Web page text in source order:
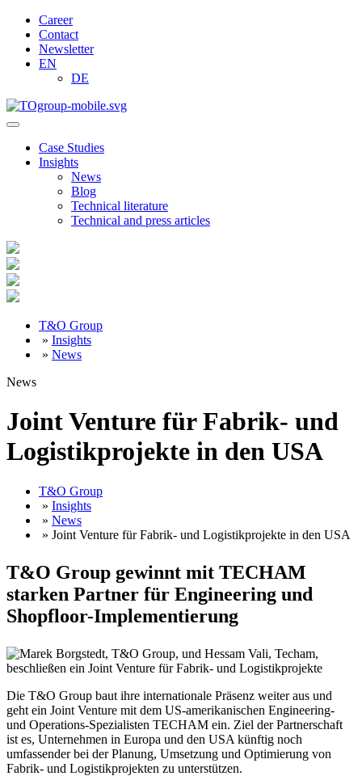
Career
Contact
Newsletter
EN
DE
Case Studies
Insights
News
Blog
Technical literature
Technical and press articles
T&O Group
» Insights
» News
News
Joint Venture für Fabrik- und
Logistikprojekte in den USA
T&O Group
» Insights
» News
» Joint Venture für Fabrik- und Logistikprojekte in den USA
T&O Group gewinnt mit TECHAM
starken Partner für Engineering und
Shopfloor-Implementierung
Die T&O Group baut ihre internationale Präsenz weiter aus und
geht ein Joint Venture mit dem US-amerikanischen Engineering-
und Operations-Spezialisten TECHAM ein. Ziel der Partnerschaft
ist es, Unternehmen in Europa und den USA künftig noch
umfassender bei der Planung, Umsetzung und Optimierung von
Fabrik- und Logistikprojekten zu unterstützen.